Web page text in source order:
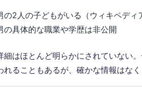
の2人の子どもがいる（ウィキペディ
の具体的な職業や学歴は非公開
細はほとんど明らかにされていない
れることもあるが、確かな情報はな